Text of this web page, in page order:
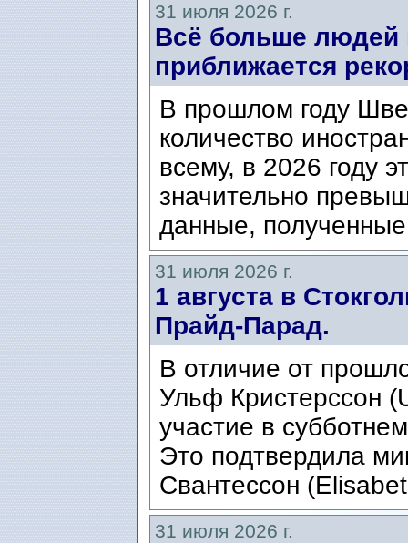
31 июля 2026 г.
Всё больше
приближается
В прошлом году
количество
всему, в 2026 году
значительно
данные,
31 июля 2026 г.
1 августа в
Прайд-Парад.
В отличие от
Ульф Кристерссон
участие в
Это подтвердила
Свантессон
31 июля 2026 г.